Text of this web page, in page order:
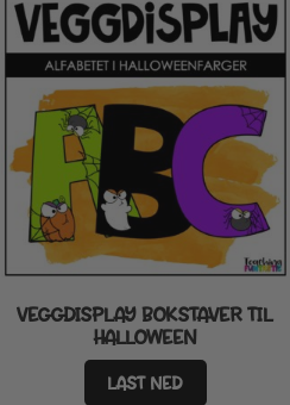
VEGGDISPLAY BOKSTAVER TIL
HALLOWEEN
LAST NED